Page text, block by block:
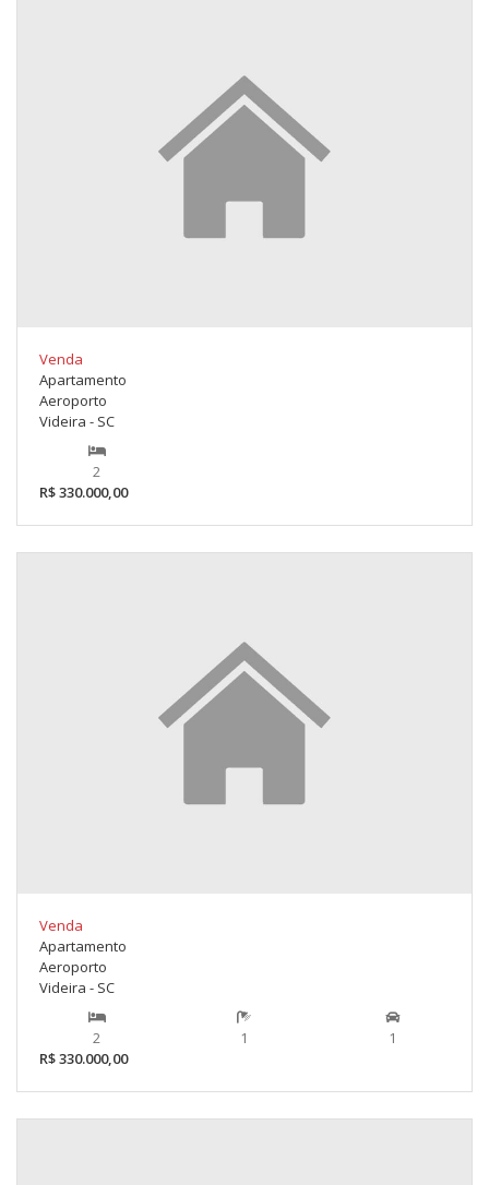
Venda
Apartamento
Aeroporto
Videira - SC
2
R$ 330.000,00
Venda
Apartamento
Aeroporto
Videira - SC
2 1
1
R$ 330.000,00